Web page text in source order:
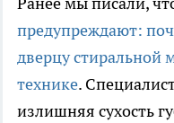
предупреждают:
дверцу
технике.
излишняя сухость